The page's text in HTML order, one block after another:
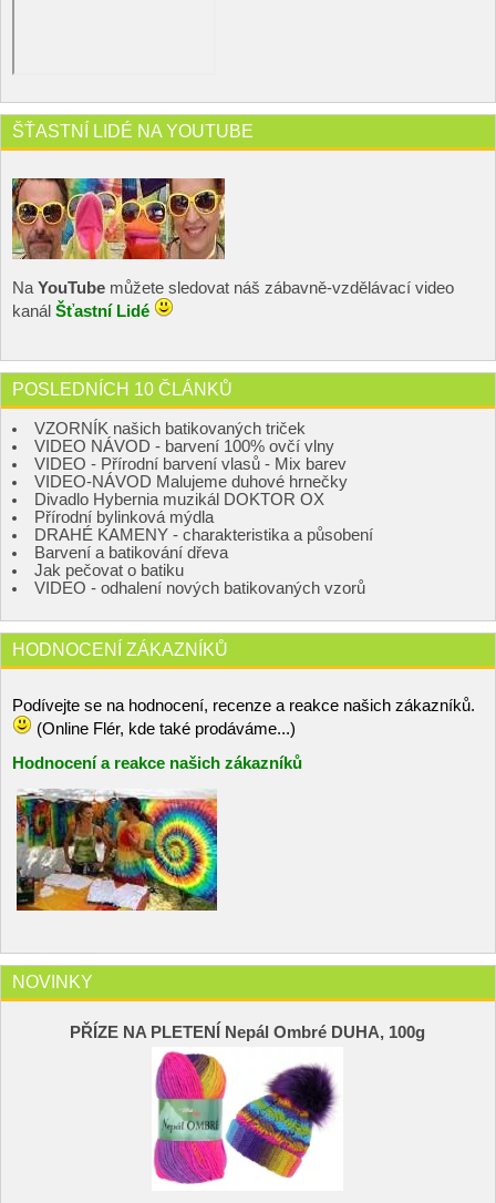
ŠŤASTNÍ LIDÉ NA YOUTUBE
Na YouTube můžete sledovat náš zábavně-vzdělávací video
kanál Šťastní Lidé
POSLEDNÍCH 10 ČLÁNKŮ
VZORNÍK našich batikovaných triček
VIDEO NÁVOD - barvení 100% ovčí vlny
VIDEO - Přírodní barvení vlasů - Mix barev
VIDEO-NÁVOD Malujeme duhové hrnečky
Divadlo Hybernia muzikál DOKTOR OX
Přírodní bylinková mýdla
DRAHÉ KAMENY - charakteristika a působení
Barvení a batikování dřeva
Jak pečovat o batiku
VIDEO - odhalení nových batikovaných vzorů
HODNOCENÍ ZÁKAZNÍKŮ
Podívejte se na hodnocení, recenze a reakce našich zákazníků.
(Online Flér, kde také prodáváme...)
Hodnocení a reakce našich zákazníků
NOVINKY
PŘÍZE NA PLETENÍ Nepál Ombré DUHA, 100g